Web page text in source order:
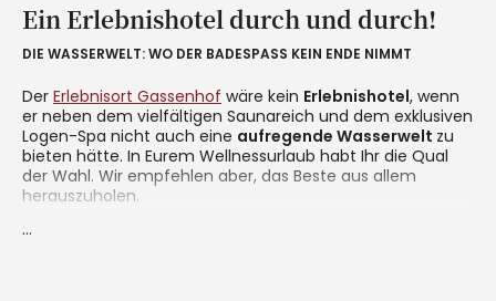
Ein Erlebnishotel durch und durch!
DIE WASSERWELT: WO DER BADESPASS KEIN ENDE NIMMT
Der Erlebnisort Gassenhof wäre kein Erlebnishotel, wenn
er neben dem vielfältigen Saunareich und dem exklusiven
Logen-Spa nicht auch eine aufregende Wasserwelt zu
bieten hätte. In Eurem Wellnessurlaub habt Ihr die Qual
der Wahl. Wir empfehlen aber, das Beste aus allem
herauszuholen.
In unserem Erlebnis-Indoor-Pool werden selbst
...